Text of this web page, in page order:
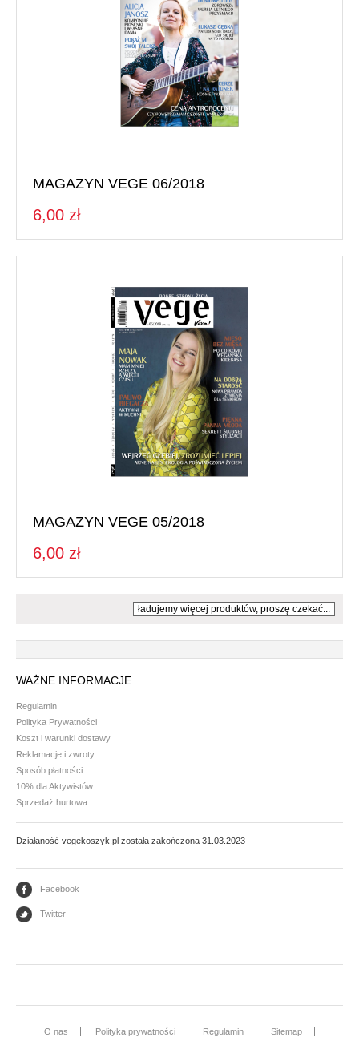
MAGAZYN VEGE 06/2018
6,00 zł
MAGAZYN VEGE 05/2018
6,00 zł
ładujemy więcej produktów, proszę czekać...
WAŻNE INFORMACJE
Regulamin
Polityka Prywatności
Koszt i warunki dostawy
Reklamacje i zwroty
Sposób płatności
10% dla Aktywistów
Sprzedaż hurtowa
Działaność vegekoszyk.pl została zakończona 31.03.2023
Facebook
Twitter
O nas Polityka prywatności Regulamin Sitemap